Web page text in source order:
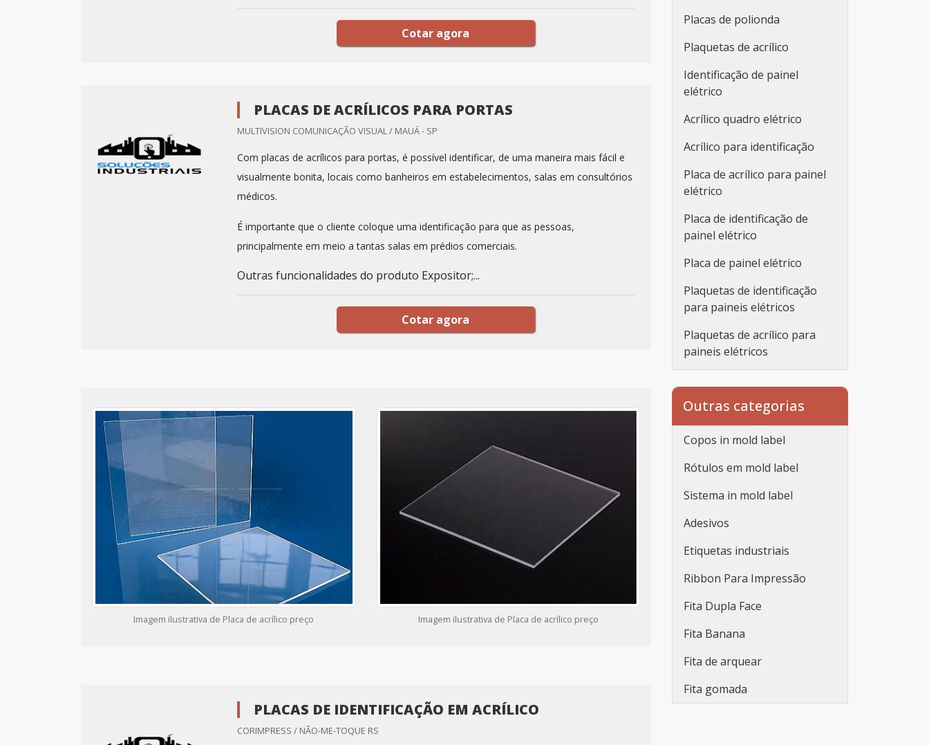
Cotar agora
PLACAS DE ACRÍLICOS PARA PORTAS
MULTIVISION COMUNICAÇÃO VISUAL / MAUÁ - SP
Com placas de acrílicos para portas, é possível identificar, de uma maneira mais fácil e
visualmente bonita, locais como banheiros em estabelecimentos, salas em consultórios
médicos.
É importante que o cliente coloque uma identificação para que as pessoas,
principalmente em meio a tantas salas em prédios comerciais.
Outras funcionalidades do produto Expositor;...
Cotar agora
Imagem ilustrativa de Placa de acrílico preço Imagem ilustrativa de Placa de acrílico preço
PLACAS DE IDENTIFICAÇÃO EM ACRÍLICO
CORIMPRESS / NÃO-ME-TOQUE RS
Placas de polionda
Plaquetas de acrílico
Identificação de painel
elétrico
Acrílico quadro elétrico
Acrílico para identificação
Placa de acrílico para painel
elétrico
Placa de identificação de
painel elétrico
Placa de painel elétrico
Plaquetas de identificação
para paineis elétricos
Plaquetas de acrílico para
paineis elétricos
Painel elétrico placa
Placas pvc comunicação
Outras categorias
Copos in mold label
Rótulos em mold label
Sistema in mold label
Adesivos
Etiquetas industriais
Ribbon Para Impressão
Fita Dupla Face
Fita Banana
Fita de arquear
Fita gomada